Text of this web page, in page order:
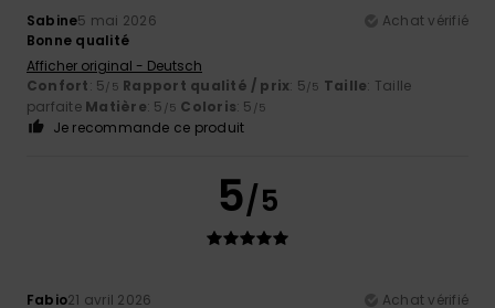
Sabine5 mai 2026
Achat vérifié
Bonne qualité
Afficher original - Deutsch
Confort: 5/5 Rapport qualité / prix: 5/5 Taille: Taille
parfaite Matière: 5 /5 Coloris: 5 /5
Je recommande ce produit
5/5
Fabio21 avril 2026 Achat vérifié